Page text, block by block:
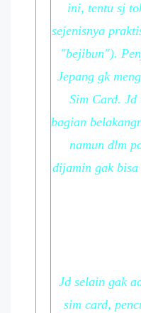
ini, tentu sj
sejenisnya
"bejibun").
Jepang gk
Sim Card. Jd
bagian
namun dlm
dijamin gak
Jd selain gak
sim card,